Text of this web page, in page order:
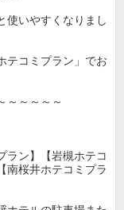
使いやすくなりまし
テコミプラン」でお
～～～～～
ラン】【岩槻ホテコ
南桜井ホテコミプラ